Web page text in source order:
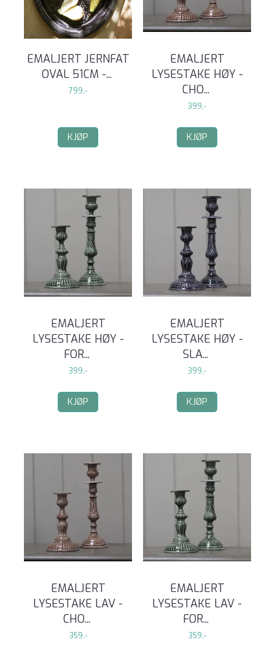
EMALJERT JERNFAT
OVAL 51CM -...
799,-
KJØP
EMALJERT
LYSESTAKE HØY -
CHO...
399,-
KJØP
EMALJERT
LYSESTAKE HØY -
FOR...
399,-
KJØP
EMALJERT
LYSESTAKE HØY -
SLA...
399,-
KJØP
EMALJERT
LYSESTAKE LAV -
CHO...
359,-
EMALJERT
LYSESTAKE LAV -
FOR...
359,-